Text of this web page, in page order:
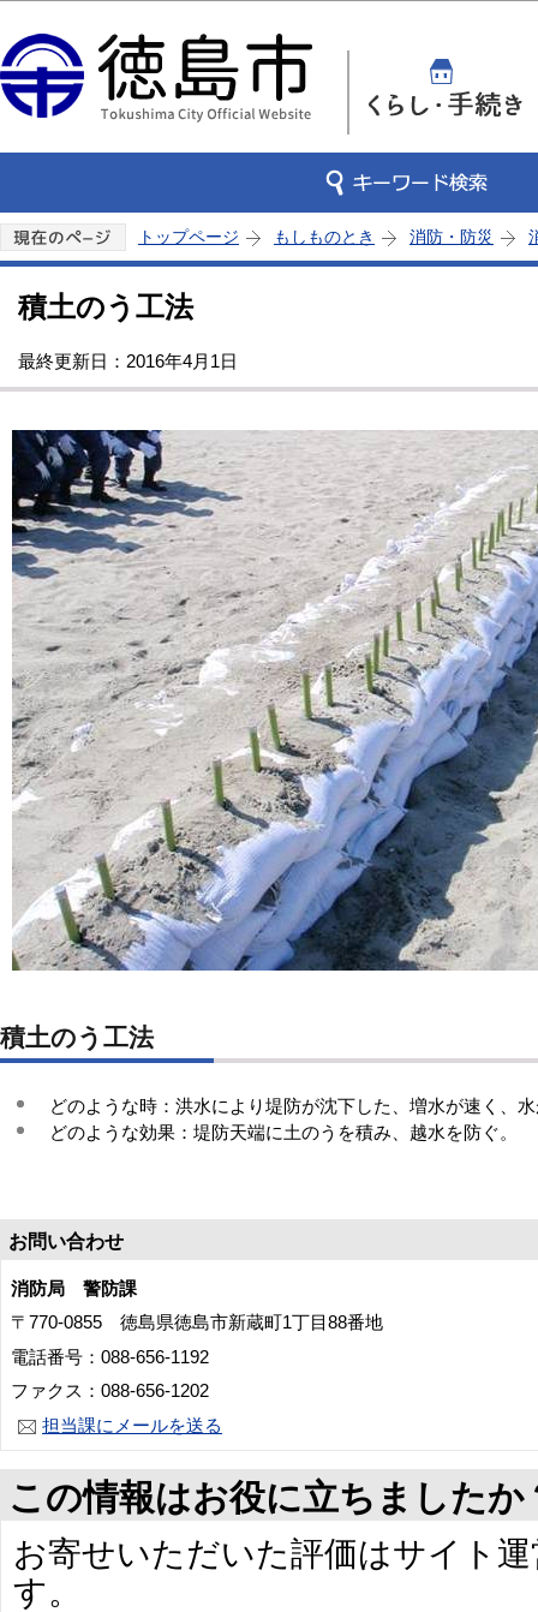
トップページ もしものとき 消防・防災
積土のう工法
最終更新日：2016年4月1日
積土のう工法
どのような時：洪水により堤防が沈下した、増水が速く、
どのような効果：堤防天端に土のうを積み、越水を防ぐ。
お問い合わせ
消防局 警防課
〒770-0855 徳島県徳島市新蔵町1丁目88番地
電話番号：088-656-1192
ファクス：088-656-1202
担当課にメールを送る
この情報はお役に立ちましたか
お寄せいただいた評価はサイト
す。